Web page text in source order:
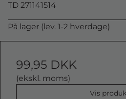
TD 271141514
På lager (lev. 1-2 hverdage)
99,95 DKK
(ekskl. moms)
Vis